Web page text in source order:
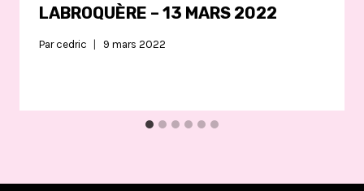
LABROQUÈRE – 13 MARS 2022
Par cedric 9 mars 2022